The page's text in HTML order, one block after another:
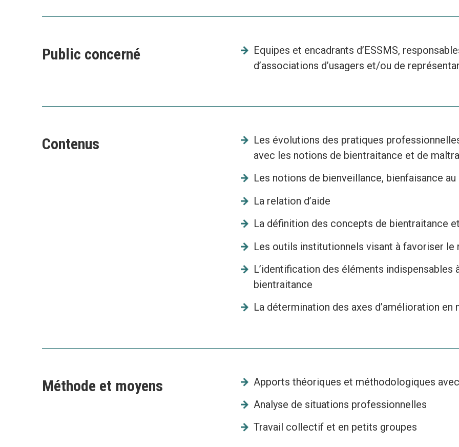
Public concerné
Equipes et encadrants d’ESSMS,
d’associations d’usagers et/ou de
Contenus
Les évolutions des pratiques
avec les notions de bientraitance et de
Les notions de bienveillance, bienfaisance
La relation d’aide
La définition des concepts de bientraitance
Les outils institutionnels visant à favoriser
L’identification des éléments indispensables
bientraitance
La détermination des axes d’amélioration
Méthode et moyens
Apports théoriques et méthodologiques
Analyse de situations professionnelles
Travail collectif et en petits groupes